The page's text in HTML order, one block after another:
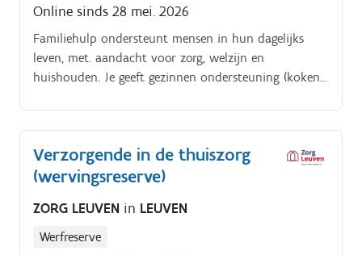
Online sinds 28 mei. 2026
Familiehulp ondersteunt mensen in hun dagelijks
leven, met. aandacht voor zorg, welzijn en
huishouden. Je geeft gezinnen ondersteuning (koken,
psychosociale en pedagogische ondersteuning.
Verzorgende in de thuiszorg
(wervingsreserve)
ZORG LEUVEN in LEUVEN
Werfreserve